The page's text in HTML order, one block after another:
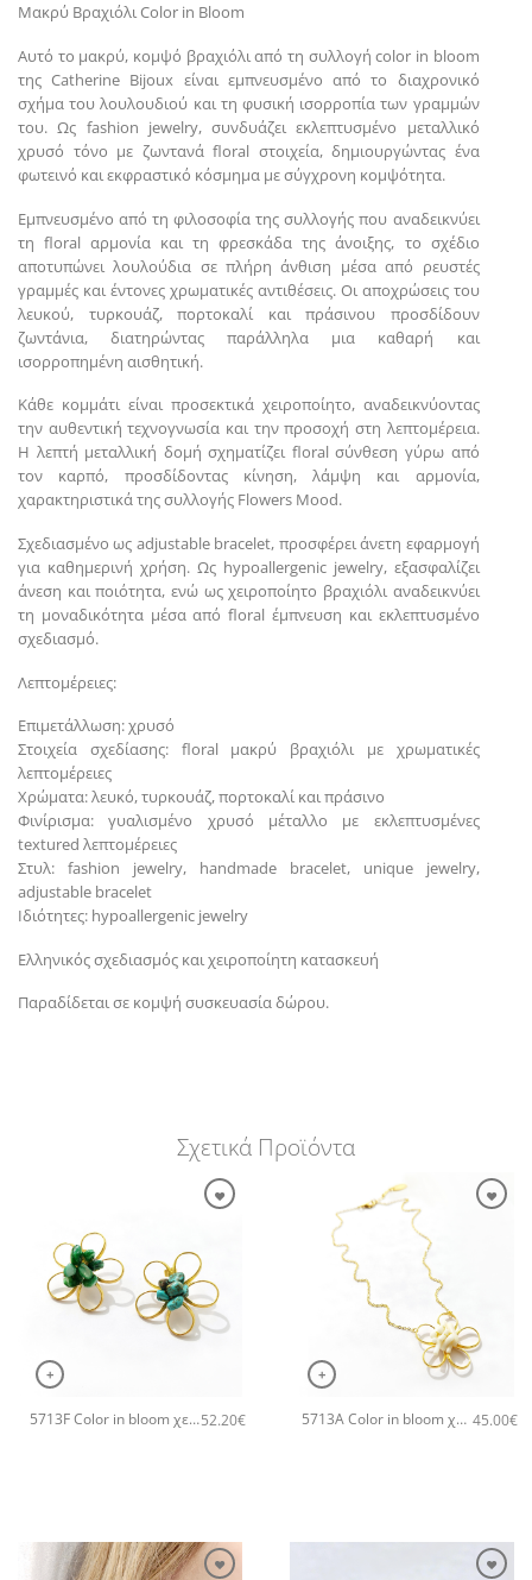
Μακρύ Βραχιόλι Color in Bloom
Αυτό το μακρύ, κομψό βραχιόλι από τη συλλογή color in bloom
της Catherine Bijoux είναι εμπνευσμένο από το διαχρονικό
σχήμα του λουλουδιού και τη φυσική ισορροπία των γραμμών
του. Ως fashion jewelry, συνδυάζει εκλεπτυσμένο μεταλλικό
χρυσό τόνο με ζωντανά floral στοιχεία, δημιουργώντας ένα
φωτεινό και εκφραστικό κόσμημα με σύγχρονη κομψότητα.
Εμπνευσμένο από τη φιλοσοφία της συλλογής που αναδεικνύει
τη floral αρμονία και τη φρεσκάδα της άνοιξης, το σχέδιο
αποτυπώνει λουλούδια σε πλήρη άνθιση μέσα από ρευστές
γραμμές και έντονες χρωματικές αντιθέσεις. Οι αποχρώσεις του
λευκού, τυρκουάζ, πορτοκαλί και πράσινου προσδίδουν
ζωντάνια, διατηρώντας παράλληλα μια καθαρή και
ισορροπημένη αισθητική.
Κάθε κομμάτι είναι προσεκτικά χειροποίητο, αναδεικνύοντας
την αυθεντική τεχνογνωσία και την προσοχή στη λεπτομέρεια.
Η λεπτή μεταλλική δομή σχηματίζει floral σύνθεση γύρω από
τον καρπό, προσδίδοντας κίνηση, λάμψη και αρμονία,
χαρακτηριστικά της συλλογής Flowers Mood.
Σχεδιασμένο ως adjustable bracelet, προσφέρει άνετη εφαρμογή
για καθημερινή χρήση. Ως hypoallergenic jewelry, εξασφαλίζει
άνεση και ποιότητα, ενώ ως χειροποίητο βραχιόλι αναδεικνύει
τη μοναδικότητα μέσα από floral έμπνευση και εκλεπτυσμένο
σχεδιασμό.
Λεπτομέρειες:
Επιμετάλλωση: χρυσό
Στοιχεία σχεδίασης: floral μακρύ βραχιόλι με χρωματικές
λεπτομέρειες
Χρώματα: λευκό, τυρκουάζ, πορτοκαλί και πράσινο
Φινίρισμα: γυαλισμένο χρυσό μέταλλο με εκλεπτυσμένες
textured λεπτομέρειες
Στυλ: fashion jewelry, handmade bracelet, unique jewelry,
adjustable bracelet
Ιδιότητες: hypoallergenic jewelry
Ελληνικός σχεδιασμός και χειροποίητη κατασκευή
Παραδίδεται σε κομψή συσκευασία δώρου.
Σχετικά Προϊόντα
+
5713F Color in bloom χειροποίητα σκουλαρίκια Catherine bijoux Πράσινο52.20€
+
5713A Color in bloom χειροποίητο κολιέ Catherine bijoux Άσπρο 45.00€